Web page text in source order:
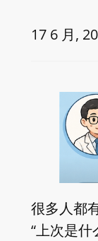
17 6 月,
很多人都
“上次是